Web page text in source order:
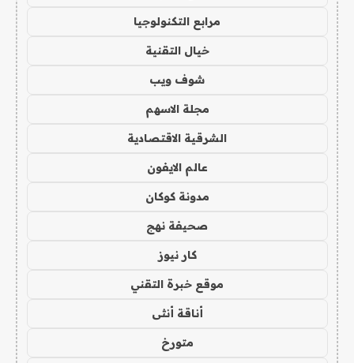
مرابع التكنولوجيا
خيال التقنية
شوف ويب
مجلة الاسهم
الشرقية الاقتصادية
عالم الايفون
مدونة كوكان
صحيفة نهج
كار نيوز
موقع خبرة التقني
أناقة أنثى
متورخ